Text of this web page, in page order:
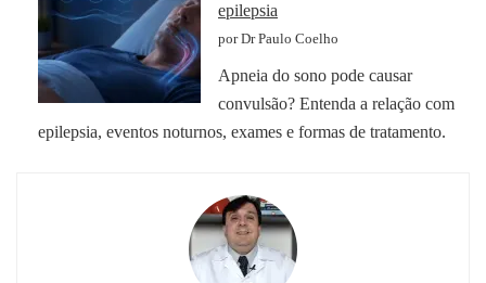
epilepsia
por Dr Paulo Coelho
Apneia do sono pode causar
convulsão? Entenda a relação com
epilepsia, eventos noturnos, exames e formas de tratamento.